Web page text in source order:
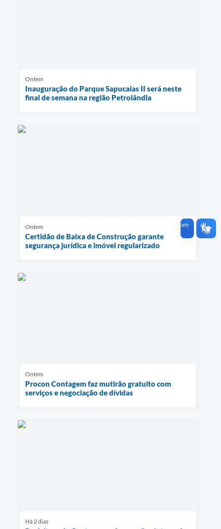
Ontem
Inauguração do Parque Sapucaias II será neste
final de semana na região Petrolândia
Ontem
Certidão de Baixa de Construção garante
segurança jurídica e imóvel regularizado
Ontem
Procon Contagem faz mutirão gratuito com
serviços e negociação de dívidas
Há 2 dias